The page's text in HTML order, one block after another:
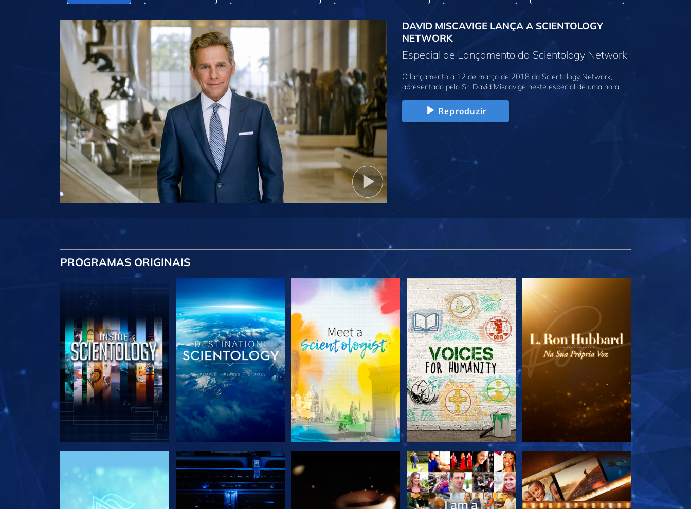
DAVID MISCAVIGE LANÇA A SCIENTOLOGY
NETWORK
Especial de Lançamento da Scientology Network
O lançamento a 12 de março de 2018 da Scientology Network,
apresentado pelo Sr. David Miscavige neste especial de uma hora.
Reproduzir
PROGRAMAS ORIGINAIS
EXPLORE A SÉRIE EXPLORE A SÉRIE EXPLORE A SÉRIE EXPLORE A SÉRIE EXPLORE A SÉRIE